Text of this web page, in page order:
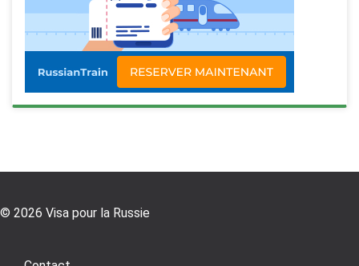
© 2026 Visa pour la Russie